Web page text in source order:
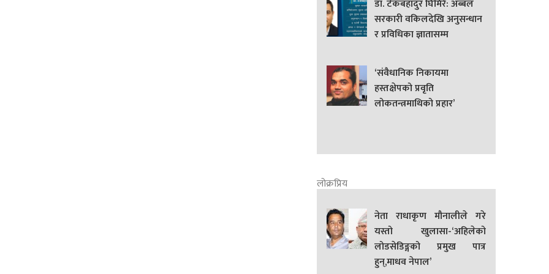
डा. टेकबहादुर घिमिरे: अब्बल
सरकारी वकिलदेखि अनुसन्धान
र प्रविधिका ज्ञातासम्म
‘संवैधानिक निकायमा
हस्तक्षेपको प्रवृति
लोकतन्त्रमाथिको प्रहार’
लोक्रप्रिय
नेता राधाकृण मौनालीले गरे
यस्तो खुलासा-‘अहिलेको
लोडसेडिङ्गको प्रमुख पात्र
हुन्,माधव नेपाल’